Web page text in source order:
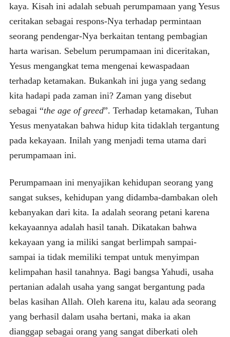
kaya. Kisah ini adalah sebuah perumpamaan yang Yesus
ceritakan sebagai respons-Nya terhadap permintaan
seorang pendengar-Nya berkaitan tentang pembagian
harta warisan. Sebelum perumpamaan ini diceritakan,
Yesus mengangkat tema mengenai kewaspadaan
terhadap ketamakan. Bukankah ini juga yang sedang
kita hadapi pada zaman ini? Zaman yang disebut
sebagai “the age of greed”. Terhadap ketamakan, Tuhan
Yesus menyatakan bahwa hidup kita tidaklah tergantung
pada kekayaan. Inilah yang menjadi tema utama dari
perumpamaan ini.
Perumpamaan ini menyajikan kehidupan seorang yang
sangat sukses, kehidupan yang didamba-dambakan oleh
kebanyakan dari kita. Ia adalah seorang petani karena
kekayaannya adalah hasil tanah. Dikatakan bahwa
kekayaan yang ia miliki sangat berlimpah sampai-
sampai ia tidak memiliki tempat untuk menyimpan
kelimpahan hasil tanahnya. Bagi bangsa Yahudi, usaha
pertanian adalah usaha yang sangat bergantung pada
belas kasihan Allah. Oleh karena itu, kalau ada seorang
yang berhasil dalam usaha bertani, maka ia akan
dianggap sebagai orang yang sangat diberkati oleh